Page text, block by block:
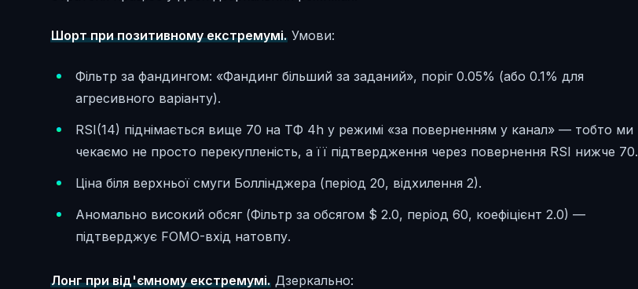
Шорт при позитивному екстремумі.Умови:
Фільтр за фандингом: «Фандинг більший за заданий», поріг 0.05% (або 0.1% для
агресивного варіанту).
RSI(14) піднімається вище 70 на ТФ 4h у режимі «за поверненням у канал» — тобто ми
чекаємо не просто перекупленість, а її підтвердження через повернення RSI нижче 70.
Ціна біля верхньої смуги Боллінджера (період 20, відхилення 2).
Аномально високий обсяг (Фільтр за обсягом $ 2.0, період 60, коефіцієнт 2.0) —
підтверджує FOMO-вхід натовпу.
Лонг при від'ємному екстремумі.Дзеркально: